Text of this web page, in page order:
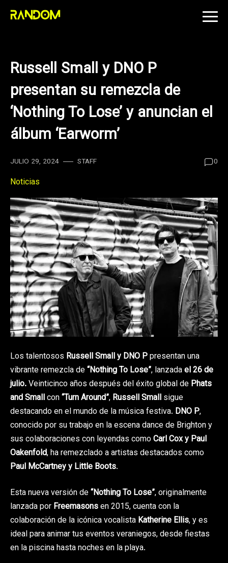
Skip
Russell Small y DNO P
presentan su remezcla de
‘Nothing To Lose’ y anuncian el
álbum ‘Earworm’
JULIO 29, 2024 STAFF 0
Noticias
Los talentosos Russell Small y DNO Ppresentan una
vibrante remezcla de“Nothing To Lose”, lanzadael 26 de
julio.Veinticinco años después del éxito global de Phats
and Smallcon“Turn Around”, Russell Small sigue
destacando en el mundo de la música festiva. DNO P,
conocido por su trabajo en la escena dance de Brighton y
sus colaboraciones con leyendas comoCarl Cox y Paul
Oakenfold, ha remezclado a artistas destacados como
Paul McCartney y Little Boots.
Esta nueva versión de“Nothing To Lose”, originalmente
lanzada por Freemasonsen 2015, cuenta con la
colaboración de la icónica vocalista Katherine Ellis, y es
ideal para animar tus eventos veraniegos, desde fiestas
en la piscina hasta noches en la playa.